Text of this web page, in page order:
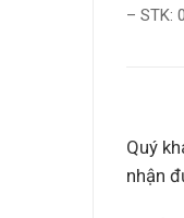
– STK:
Quý
nhận